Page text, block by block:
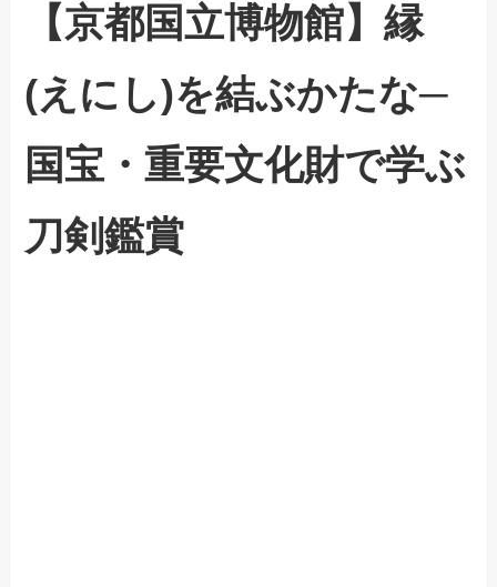
【京都国立博物館】縁
(えにし)を結ぶかたな─
国宝・重要文化財で学ぶ
刀剣鑑賞